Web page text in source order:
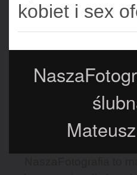
kobiet i sex